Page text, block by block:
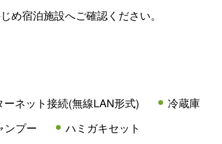
め宿泊施設へご確認ください。
ーネット接続(無線LAN形式)
冷蔵庫
ンプー ハミガキセット